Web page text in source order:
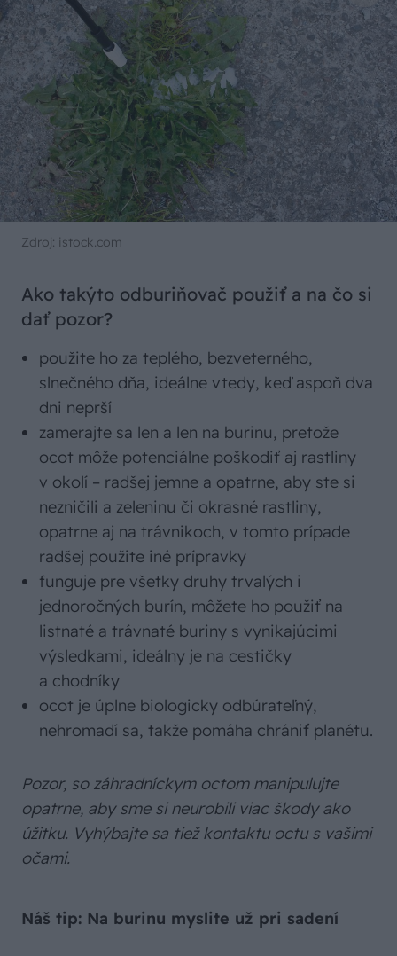
Zdroj: istock.com
Ako takýto odburiňovač použiť a na čo si
dať pozor?
použite ho za teplého, bezveterného,
slnečného dňa, ideálne vtedy, keď aspoň dva
dni neprší
zamerajte sa len a len na burinu, pretože
ocot môže potenciálne poškodiť aj rastliny
v okolí – radšej jemne a opatrne, aby ste si
nezničili a zeleninu či okrasné rastliny,
opatrne aj na trávnikoch, v tomto prípade
radšej použite iné prípravky
funguje pre všetky druhy trvalých i
jednoročných burín, môžete ho použiť na
listnaté a trávnaté buriny s vynikajúcimi
výsledkami, ideálny je na cestičky
a chodníky
ocot je úplne biologicky odbúrateľný,
nehromadí sa, takže pomáha chrániť planétu.
Pozor, so záhradníckym octom manipulujte
opatrne, aby sme si neurobili viac škody ako
úžitku. Vyhýbajte sa tiež kontaktu octu s vašimi
očami.
Náš tip: Na burinu myslite už pri sadení